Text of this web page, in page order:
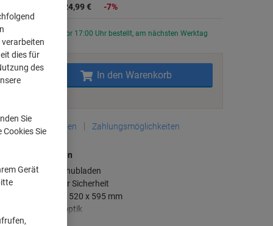
124,99 € -7%
Aktuell verfügbar
Vor 17:00 Uhr bestellt, am nächsten Werktag
Menge
In den Warenkorb
Lieferinformationen Zahlungsmöglichkeiten
3 geräumige Schubladen
Abschließbar für Sicherheit
Kompakt: 430 x 520 x 595 mm
Stilvolle Eichenoptik
dies für
des
Sie
Sie
Gerät